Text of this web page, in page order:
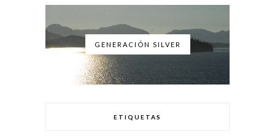
GENERACIÓN SILVER
ETIQUETAS